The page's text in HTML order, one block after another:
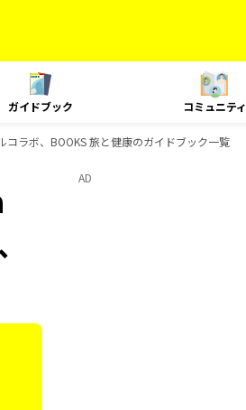
ガイドブック コミュニティ
ラボ、BOOKS 旅と健康のガイドブック一覧
AD